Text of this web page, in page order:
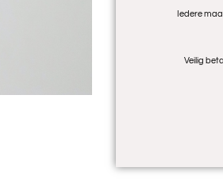
Iedere
Veilig